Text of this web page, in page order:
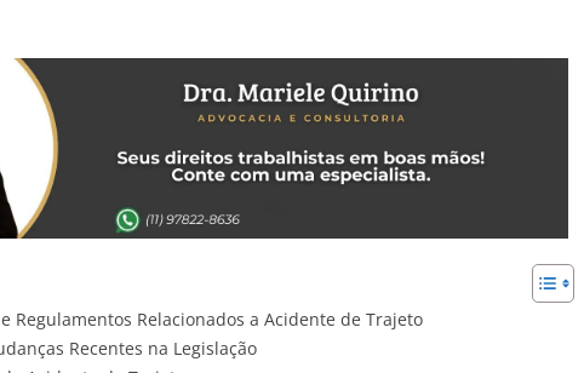
Regulamentos Relacionados a Acidente de Trajeto
Recentes na Legislação